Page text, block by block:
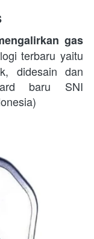
gas
terbaru yaitu
didesain dan
baru SNI